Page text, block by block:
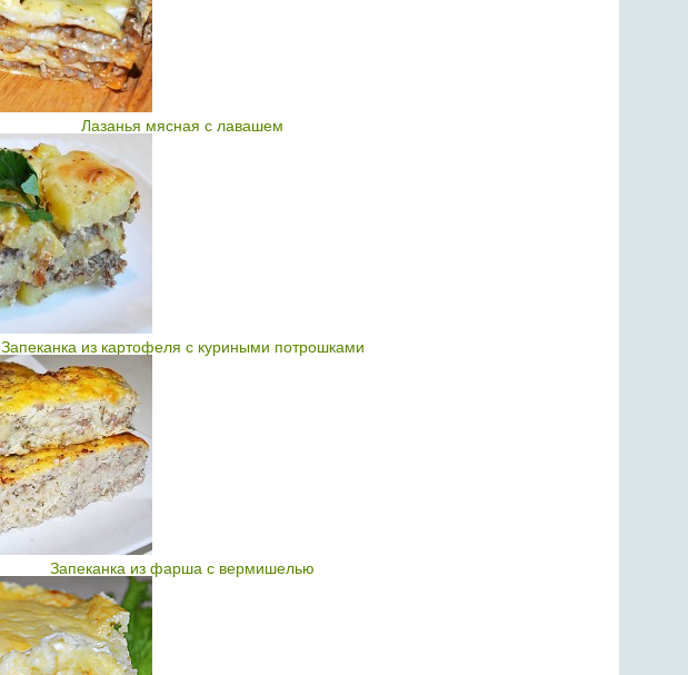
Лазанья мясная с лавашем
Запеканка из картофеля с куриными потрошками
Запеканка из фарша с вермишелью